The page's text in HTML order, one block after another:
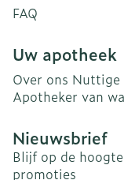
FAQ
Uw apotheek
Over ons Nuttige
Apotheker van
Nieuwsbrief
Blijf op de
promoties